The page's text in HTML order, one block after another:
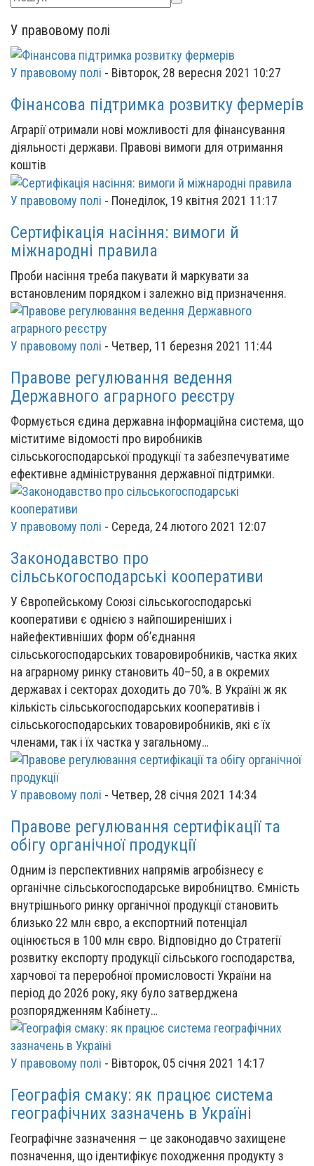
У правовому полі
У правовому полі - Вівторок, 28 вересня 2021 10:27
Фінансова підтримка розвитку фермерів
Аграрії отримали нові можливості для фінансування
діяльності держави. Правові вимоги для отримання
коштів
У правовому полі - Понеділок, 19 квітня 2021 11:17
Сертифікація насіння: вимоги й
міжнародні правила
Проби насіння треба пакувати й маркувати за
встановленим порядком і залежно від призначення.
У правовому полі - Четвер, 11 березня 2021 11:44
Правове регулювання ведення
Державного аграрного реєстру
Формується єдина державна інформаційна система, що
міститиме відомості про виробників
сільськогосподарської продукції та забезпечуватиме
ефективне адміністрування державної підтримки.
У правовому полі - Середа, 24 лютого 2021 12:07
Законодавство про
сільськогосподарські кооперативи
У Європейському Союзі сільськогосподарські
кооперативи є однією з найпоширеніших і
найефективніших форм об’єднання
сільськогосподарських товаровиробників, частка яких
на аграрному ринку становить 40–50, а в окремих
державах і секторах доходить до 70%. В Україні ж як
кількість сільськогосподарських кооперативів і
сільськогосподарських товаровиробників, які є їх
членами, так і їх частка у загальному…
У правовому полі - Четвер, 28 січня 2021 14:34
Правове регулювання сертифікації та
обігу органічної продукції
Одним із перспективних напрямів агробізнесу є
органічне сільськогосподарське виробництво. Ємність
внутрішнього ринку органічної продукції становить
близько 22 млн євро, а експортний потенціал
оцінюється в 100 млн євро. Відповідно до Стратегії
розвитку експорту продукції сільського господарства,
харчової та переробної промисловості України на
період до 2026 року, яку було затверджена
розпорядженням Кабінету…
У правовому полі - Вівторок, 05 січня 2021 14:17
Географія смаку: як працює система
географічних зазначень в Україні
Географічне зазначення — це законодавчо захищене
позначення, що ідентифікує походження продукту з